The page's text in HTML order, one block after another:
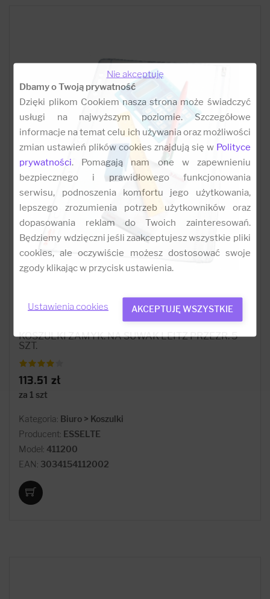
KOSZULKI ZAMYK. NA SUWAK LEITZ PRZEZR. 5
SZT.
113.51 zł
za 1 szt
Kategoria: Biuro > Koszulki
Producent: ESSELTE
Model: 411200
EAN: 3034154112002
Nie akceptuję
Dbamy o Twoją prywatność
Dzięki plikom Cookiem nasza strona może świadczyć
usługi na najwyższym poziomie. Szczegółowe
informacje na temat celu ich używania oraz możliwości
zmian ustawień plików cookies znajdują się w Polityce
prywatności. Pomagają nam one w zapewnieniu
bezpiecznego i prawidłowego funkcjonowania
serwisu, podnoszenia komfortu jego użytkowania,
lepszego zrozumienia potrzeb użytkowników oraz
dopasowania reklam do Twoich zainteresowań.
Będziemy wdzięczni jeśli zaakceptujesz wszystkie pliki
cookies, ale oczywiście możesz dostosować swoje
zgody klikając w przycisk ustawienia.
Ustawienia cookies AKCEPTUJĘ WSZYSTKIE